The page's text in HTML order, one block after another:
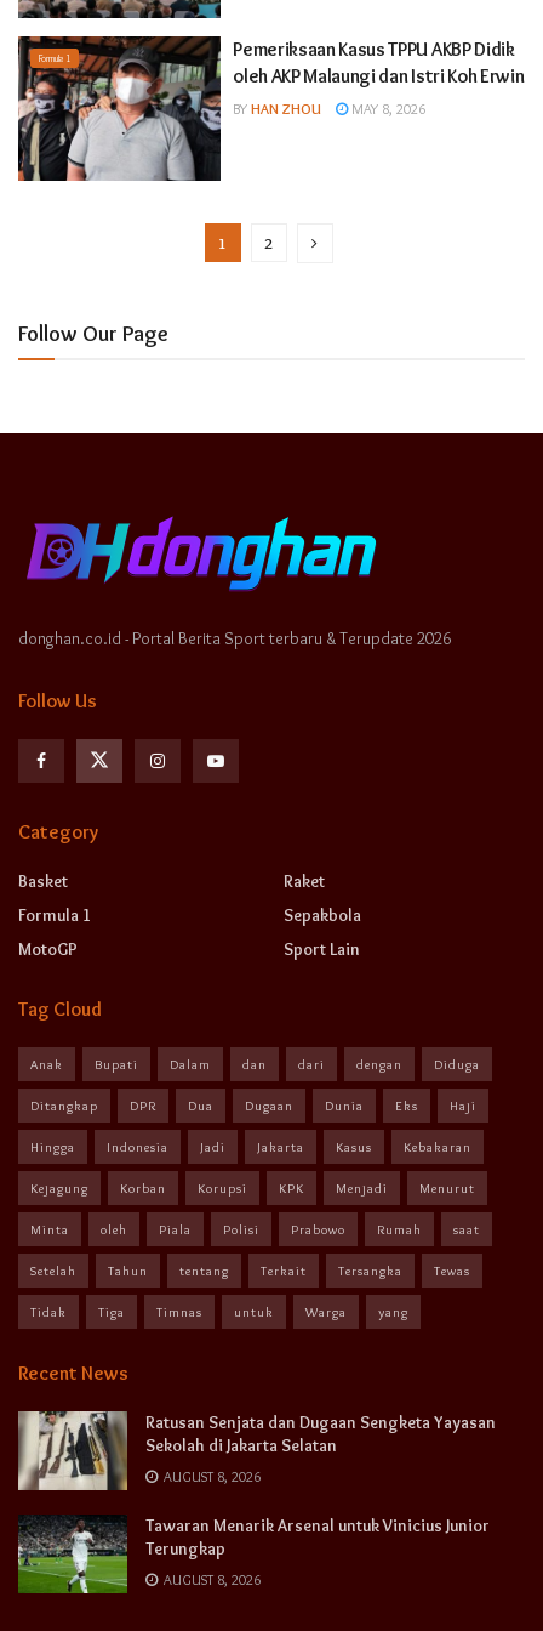
Formula 1
Pemeriksaan Kasus TPPU AKBP Didik
oleh AKP Malaungi dan Istri Koh Erwin
BY HAN ZHOU MAY 8, 2026
1 2
Follow Our Page
donghan.co.id - Portal Berita Sport terbaru & Terupdate 2026
Follow Us
Category
Basket
Formula 1
MotoGP
Raket
Sepakbola
Sport Lain
Tag Cloud
Anak Bupati Dalam dan dari dengan Diduga
Ditangkap DPR Dua Dugaan Dunia Eks Haji
Hingga Indonesia Jadi Jakarta Kasus Kebakaran
Kejagung Korban Korupsi KPK Menjadi Menurut
Minta oleh Piala Polisi Prabowo Rumah saat
Setelah Tahun tentang Terkait Tersangka Tewas
Tidak Tiga Timnas untuk Warga yang
Recent News
Ratusan Senjata dan Dugaan Sengketa Yayasan
Sekolah di Jakarta Selatan
AUGUST 8, 2026
Tawaran Menarik Arsenal untuk Vinicius Junior
Terungkap
AUGUST 8, 2026